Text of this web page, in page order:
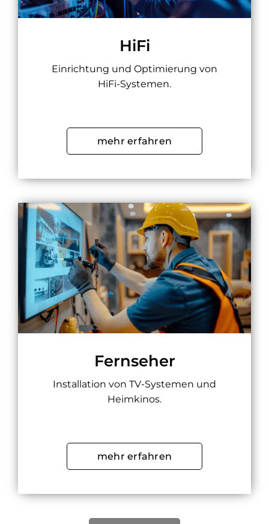
HiFi
Einrichtung und Optimierung von
HiFi-Systemen.
mehr erfahren
Fernseher
Installation von TV-Systemen und
Heimkinos.
mehr erfahren